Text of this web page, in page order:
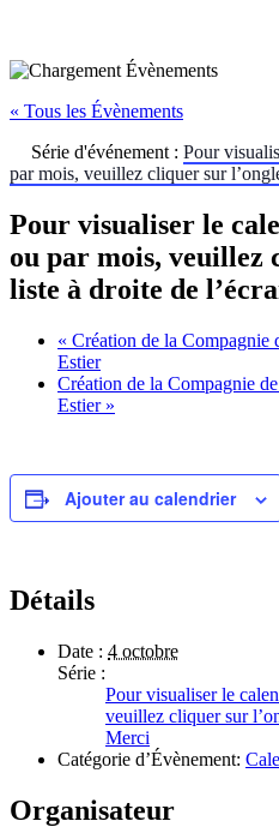
« Tous les Évènements
Série d'événement : Pour
par mois, veuillez cliquer sur
Pour visualiser le
ou par mois, veuillez
liste à droite de
« Création de la Compagnie
Estier
Création de la Compagnie
Estier »
Ajouter au calendrier
Détails
Date : 4 octobre
Série :
Pour visualiser le
veuillez cliquer sur
Merci
Catégorie d’Évènement:
Organisateur